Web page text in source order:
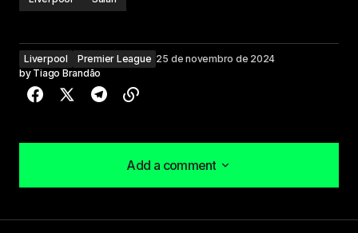
Liverpool Premier League 25 de novembro de 2024
by Tiago Brandão
Add a comment
Add a comment